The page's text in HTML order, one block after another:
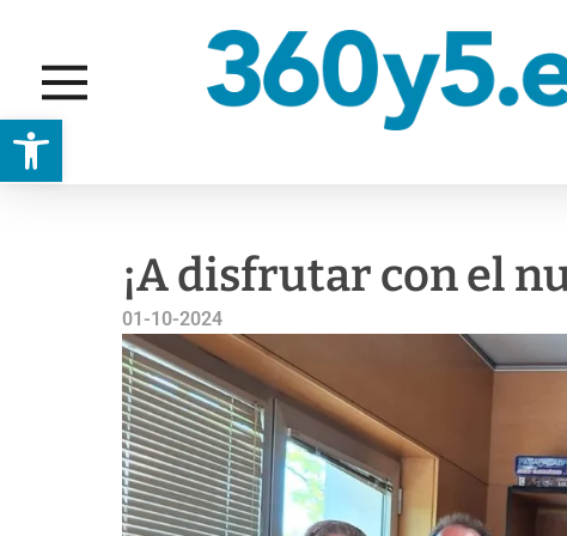
Abrir barra de herramientas
¡A disfrutar con el
01-10-2024